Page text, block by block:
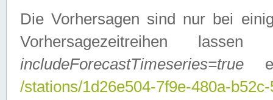
Die Vorhersagen sind nur bei
Vorhersagezeitreihen
includeForecastTimeseries=true
/stations/1d26e504-7f9e-480a-